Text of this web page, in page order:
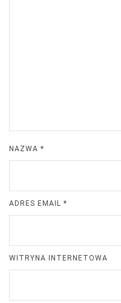
NAZWA *
ADRES EMAIL *
WITRYNA INTERNETOWA